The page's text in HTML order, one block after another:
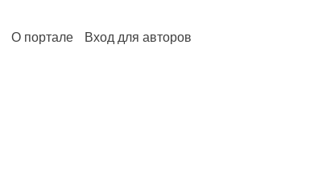
О портале Вход для авторов